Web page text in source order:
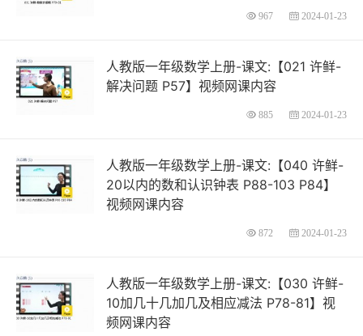
967 2024-01-23
人教版一年级数学上册-课文:【021 许鲜-
解决问题 P57】视频网课内容
885 2024-01-23
人教版一年级数学上册-课文:【040 许鲜-
20以内的数和认识钟表 P88-103 P84】
视频网课内容
872 2024-01-23
人教版一年级数学上册-课文:【030 许鲜-
10加几十几加几及相应减法 P78-81】视
频网课内容